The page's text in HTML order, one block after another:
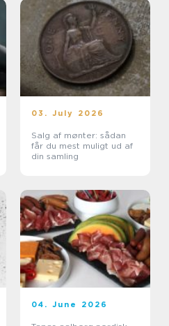
03. July 2026
Salg af mønter: sådan
får du mest muligt ud af
din samling
04. June 2026